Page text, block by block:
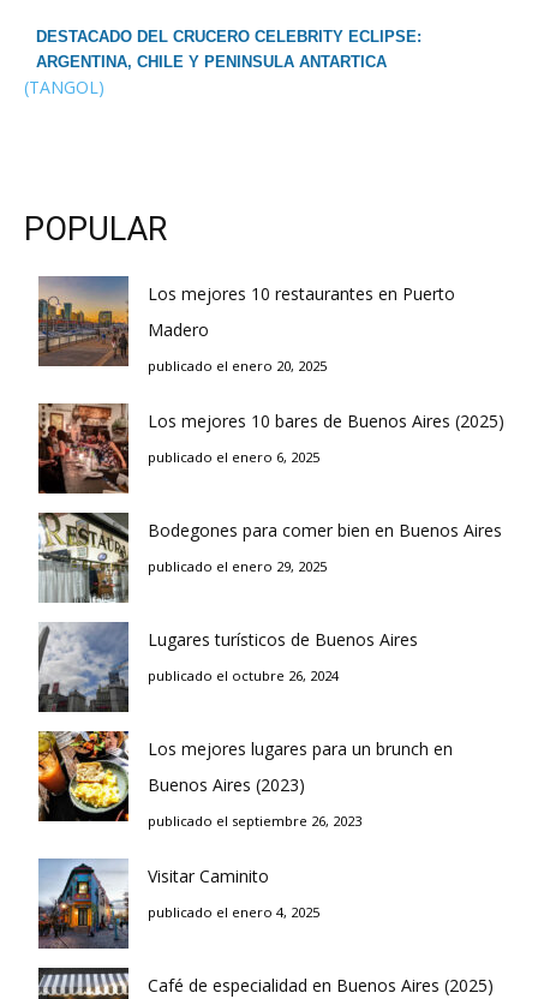
DESTACADO DEL CRUCERO CELEBRITY ECLIPSE:
ARGENTINA, CHILE Y PENINSULA ANTARTICA
(TANGOL)
POPULAR
Los mejores 10 restaurantes en Puerto
Madero
publicado el enero 20, 2025
Los mejores 10 bares de Buenos Aires (2025)
publicado el enero 6, 2025
Bodegones para comer bien en Buenos Aires
publicado el enero 29, 2025
Lugares turísticos de Buenos Aires
publicado el octubre 26, 2024
Los mejores lugares para un brunch en
Buenos Aires (2023)
publicado el septiembre 26, 2023
Visitar Caminito
publicado el enero 4, 2025
Café de especialidad en Buenos Aires (2025)